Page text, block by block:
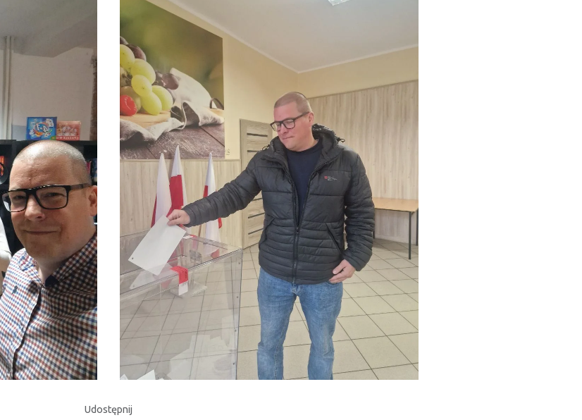
Udostępnij